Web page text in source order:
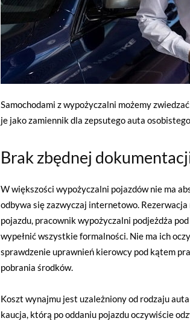
Samochodami z wypożyczalni możemy
je jako zamiennik dla zepsutego auta
Brak zbędnej
W większości wypożyczalni pojazdów nie ma
odbywa się zazwyczaj internetowo.
pojazdu, pracownik wypożyczalni podjeżdża
wypełnić wszystkie formalności. Nie ma ich
sprawdzenie uprawnień kierowcy pod kątem
pobrania środków.
Koszt wynajmu jest uzależniony od rodzaju
kaucja, którą po oddaniu pojazdu oczywiście